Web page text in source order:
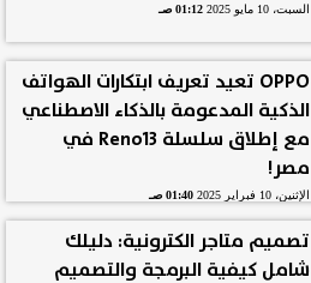
السبت، 10 مايو 2025 01:12 صـ
OPPO تعيد تعريف ابتكارات الهواتف
الذكية المدعومة بالذكاء الاصطناعي
مع إطلاق سلسلة Reno13 في
مصر!
الإثنين، 10 فبراير 2025 01:40 صـ
تصميم متاجر الكترونية: دليلك
شامل كيفية البرمجة والتصميم